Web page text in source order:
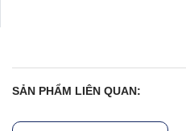
SẢN PHẨM LIÊN QUAN: